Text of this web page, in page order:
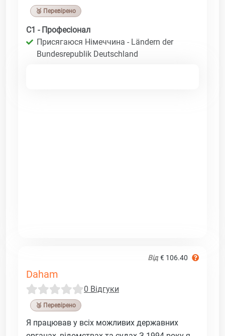
🥉 Перевірено
C1 - Професіонал
Присягаюся Німеччина - Ländern der
Bundesrepublik Deutschland
Від € 106.40
Daham
0 Відгуки
🥉 Перевірено
Я працював у всіх можливих державних